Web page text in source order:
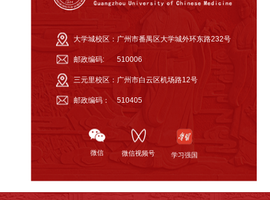
大学城校区： 广州市番禺区大学城外环东路232号
邮政编码: 510006
三元里校区： 广州市白云区机场路12号
邮政编码： 510405
微信 微信视频号 学习强国